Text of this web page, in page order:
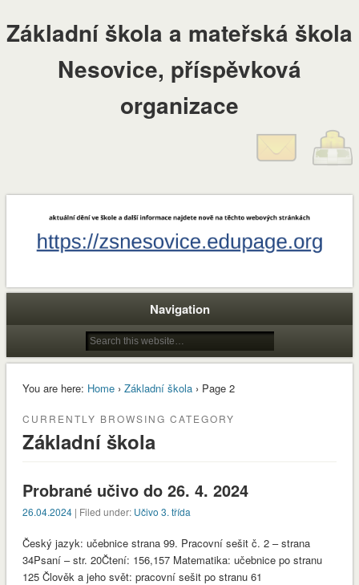
Základní škola a mateřská škola
Nesovice, příspěvková
organizace
Navigation
You are here: Home› Základní škola› Page 2
CURRENTLY BROWSING CATEGORY
Základní škola
Probrané učivo do 26. 4. 2024
26.04.2024| Filed under: Učivo 3. třída
Český jazyk: učebnice strana 99. Pracovní sešit č. 2 – strana
34Psaní – str. 20Čtení: 156,157 Matematika: učebnice po stranu
125 Člověk a jeho svět: pracovní sešit po stranu 61